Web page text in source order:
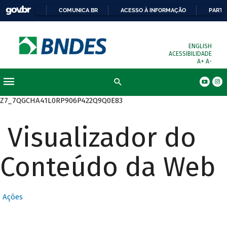
COMUNICA BR ACESSO À INFORMAÇÃO
ENGLISH
ACESSIBILIDADE
A+ A-
Z7_7QGCHA41L0RP906P422Q9Q0E83
Visualizador do
Conteúdo da Web
Ações